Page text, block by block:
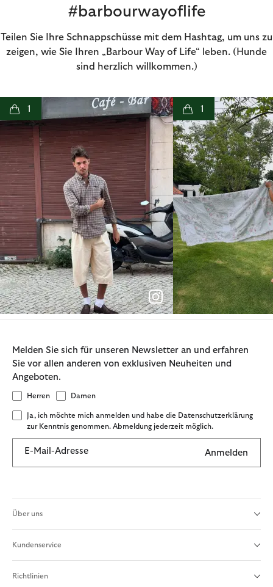
#barbourwayoflife
Teilen Sie Ihre Schnappschüsse mit dem Hashtag, um uns zu
zeigen, wie Sie Ihren „Barbour Way of Life“ leben. (Hunde
sind herzlich willkommen.)
1
o I
p e
1
t
p
Melden Sie sich für unseren Newsletter an und erfahren
Sie vor allen anderen von exklusiven Neuheiten und
Angeboten.
Herren Damen
Ja, ich möchte mich anmelden und habe die Datenschutzerklärung
zur Kenntnis genommen. Abmeldung jederzeit möglich.
E-Mail-Adresse Anmelden
Über uns
Kundenservice
Richtlinien